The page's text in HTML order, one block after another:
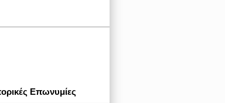
Επωνυμίες